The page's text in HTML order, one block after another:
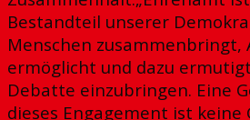
Bestandteil unserer
Menschen zusammenbringt,
ermöglicht und dazu
Debatte einzubringen. Eine
dieses Engagement ist keine